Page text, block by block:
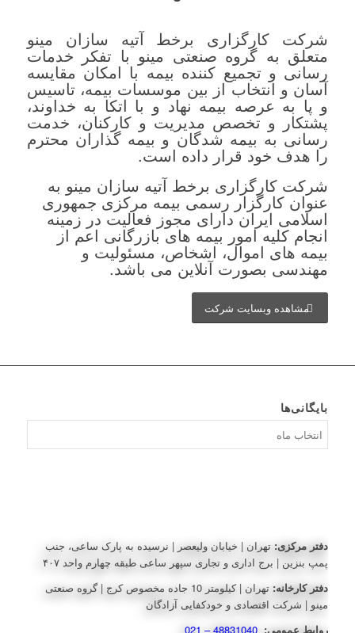
شرکت کارگزاری برخط آتیه سازان مینو
متعلق به گروه صنعتی مینو با تفکر خدمات
رسانی و تجمیع کننده بیمه با امکان مقایسه
آسان و انتخاب از بین موسسات بیمه، تاسیس
و پا به عرصه بیمه نهاد و با اتکا به خداوند،
پشتکار و تخصص مدیریت و کارکنان، خدمت
رسانی به بیمه شدگان و بیمه گذاران محترم
را هدف خود قرار داده است.
شرکت کارگزاری برخط آتیه سازان مینو به
عنوان کارگزار رسمی بیمه مرکزی جمهوری
اسلامی ایران دارای مجوز فعالیت در زمینه
انجام کلیه امور بیمه های بازرگانی اعم از
بیمه های اموال، اشخاص، مسئولیت و
مهندسی بصورت آنلاین می باشد.
مشاهده وبسایت شرکت
بایگانی‌ها
دفتر مرکزی: تهران | خیابان ولیعصر | نرسیده به پارک ساعی، جنب
پمپ بنزین | برج اداری و تجاری سپهر ساعی طبقه چهارم واحد ۴۰۷
دفتر کارخانه:
تهران | کیلومتر 10 جاده مخصوص کرج | گروه صنعتی
مینو | شرکت اقتصادی و خودکفایی آزادگان
روابط عمومی: